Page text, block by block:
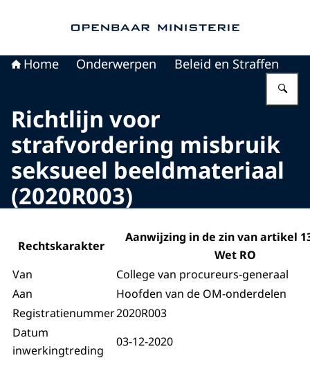
Home Onderwerpen Beleid en Straffen
Richtlijn voor
strafvordering misbruik
seksueel beeldmateriaal
(2020R003)
Rechtskarakter
Aanwijzing in de zin van artikel
Wet RO
Van
College van procureurs-generaal
Aan
Hoofden van de OM-onderdelen
Registratienummer2020R003
Datum
inwerkingtreding
03-12-2020